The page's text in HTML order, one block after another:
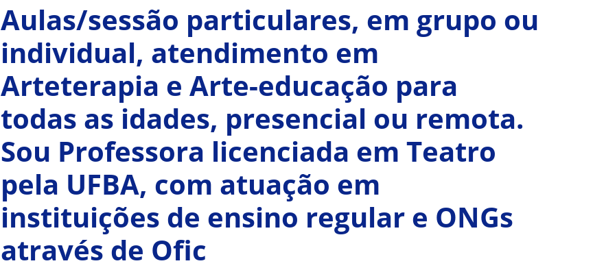
Aulas/sessão particulares, em grupo ou
individual, atendimento em
Arteterapia e Arte-educação para
todas as idades, presencial ou remota.
Sou Professora licenciada em Teatro
pela UFBA, com atuação em
instituições de ensino regular e ONGs
através de Ofic